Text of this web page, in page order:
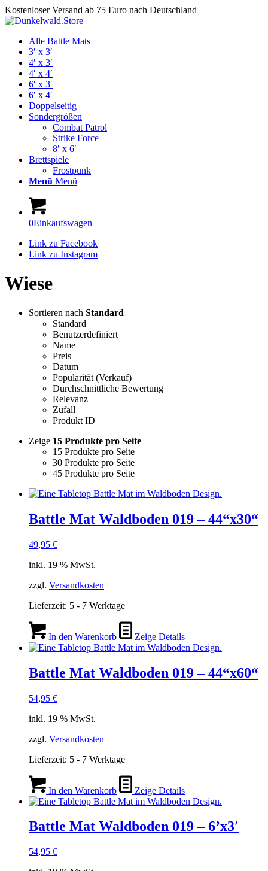
Kostenloser Versand ab 75 Euro nach Deutschland
Alle Battle Mats
3′ x 3′
4′ x 3′
4′ x 4′
6′ x 3′
6′ x 4′
Doppelseitig
Sondergrößen
Combat Patrol
Strike Force
8′ x 6′
Brettspiele
Frostpunk
Menü Menü
0Einkaufswagen
Link zu Facebook
Link zu Instagram
Wiese
Sortieren nach Standard
Standard
Benutzerdefiniert
Name
Preis
Datum
Popularität (Verkauf)
Durchschnittliche Bewertung
Relevanz
Zufall
Produkt ID
Zeige 15 Produkte pro Seite
15 Produkte pro Seite
30 Produkte pro Seite
45 Produkte pro Seite
Battle Mat Waldboden 019 – 44“x30“
49,95 €
inkl. 19 % MwSt.
zzgl. Versandkosten
Lieferzeit: 5 - 7 Werktage
In den Warenkorb Zeige Details
Battle Mat Waldboden 019 – 44“x60“
54,95 €
inkl. 19 % MwSt.
zzgl. Versandkosten
Lieferzeit: 5 - 7 Werktage
In den Warenkorb Zeige Details
Battle Mat Waldboden 019 – 6’x3′
54,95 €